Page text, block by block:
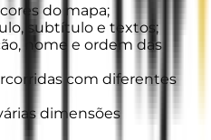
do mapa;
subtítulo e textos;
nome e ordem das
com diferentes
dimensões